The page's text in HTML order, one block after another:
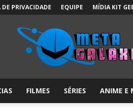
PRIVACIDADE EQUIPE MÍDIA KIT
FILMES SÉRIES ANIME E